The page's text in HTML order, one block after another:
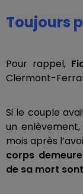
Toujours
Pour rappel,
Clermont-
Si le couple
un
mois après
corps
de sa mort